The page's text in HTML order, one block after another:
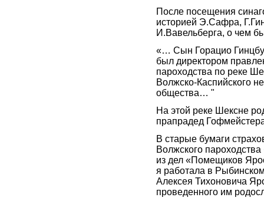
После посещения
историей Э.Сафра,
И.Вавельберга, о чем
«… Сын Горацио
был директором
пароходства по реке
Волжско-Каспийского
общества… "
На этой реке Шексне
прапрадед
В старые бумаги
Волжского
из дел «Помещиков
я работала в
Алексея Тихоновича
проведенного им